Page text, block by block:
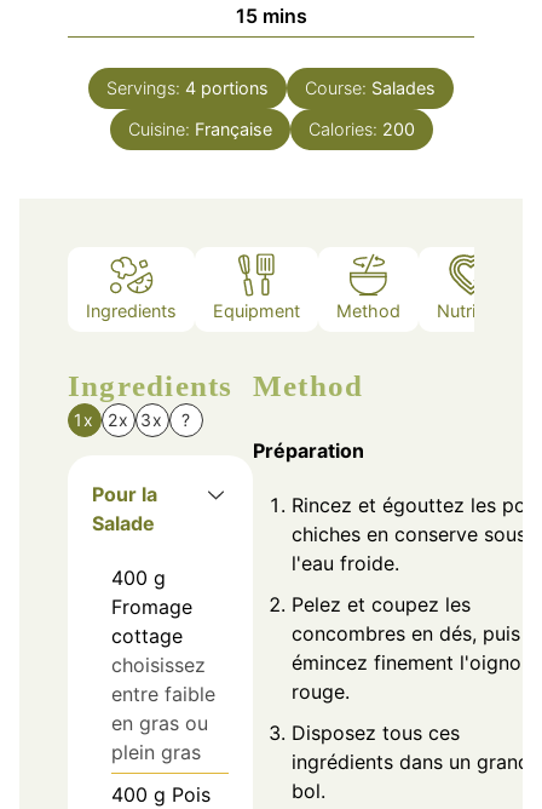
15minutes
mins
Servings: 4 portions Course: Salades
Cuisine: Française Calories: 200
Ingredients Equipment Method Nutrition
Ingredients
1x 2x 3x ?
Pour la
Salade
400 g
Fromage
cottage
choisissez
entre faible
en gras ou
plein gras
400 g Pois
Method
Préparation
Rincez et égouttez les pois
chiches en conserve sous
l'eau froide.
Pelez et coupez les
concombres en dés, puis
émincez finement l'oignon
rouge.
Disposez tous ces
ingrédients dans un grand
bol.